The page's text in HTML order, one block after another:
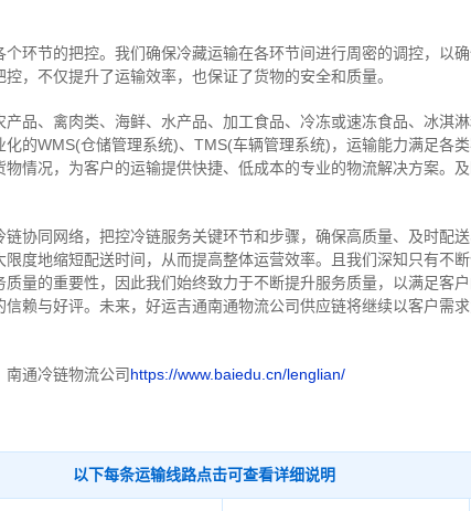
环节的把控。我们确保冷藏运输在各环节间进行周密的调控，以
，不仅提升了运输效率，也保证了货物的安全和质量。
品、禽肉类、海鲜、水产品、加工食品、冷冻或速冻食品、冰淇
的WMS(仓储管理系统)、TMS(车辆管理系统)，运输能力满足各
情况，为客户的运输提供快捷、低成本的专业的物流解决方案。
链协同网络，把控冷链服务关键环节和步骤，确保高质量、及时配
度地缩短配送时间，从而提高整体运营效率。且 我们深知 只有不
质量的重要性，因此我们始终致力于不断提升服务质量，以满足客户
赖与好评。 未来，好运吉通南通物流公司供应链将继续以客户需
通冷链物流公司https://www.baiedu.cn/lenglian/
以下每条运输线路点击可查看详细说明